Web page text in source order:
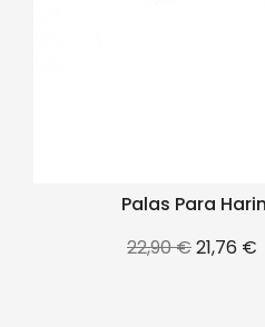
Palas Para
Precio
22,90 €Precio
21,76 €